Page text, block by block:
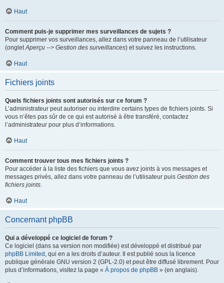
Haut
Comment puis-je supprimer mes surveillances de sujets ?
Pour supprimer vos surveillances, allez dans votre panneau de l’utilisateur
(ongletAperçu --> Gestion des surveillances) et suivez les instructions.
Haut
Fichiers joints
Quels fichiers joints sont autorisés sur ce forum ?
L’administrateur peut autoriser ou interdire certains types de fichiers joints. Si
vous n’êtes pas sûr de ce qui est autorisé à être transféré, contactez
l’administrateur pour plus d’informations.
Haut
Comment trouver tous mes fichiers joints ?
Pour accéder à la liste des fichiers que vous avez joints à vos messages et
messages privés, allez dans votre panneau de l’utilisateur puis Gestion des
fichiers joints.
Haut
Concernant phpBB
Qui a développé ce logiciel de forum ?
Ce logiciel (dans sa version non modifiée) est développé et distribué par
phpBB Limited , qui en a les droits d’auteur. Il est publié sous la licence
publique générale GNU version 2 (GPL-2.0) et peut être diffusé librement. Pour
plus d’informations, visitez la page « À propos de phpBB » (en anglais).